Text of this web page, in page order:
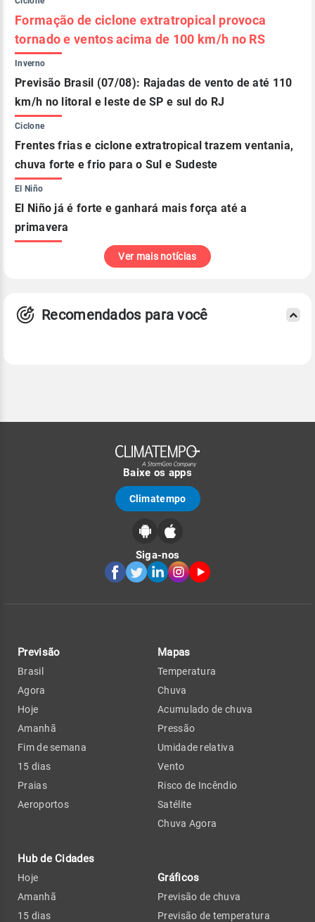
Formação de ciclone extratropical provoca
tornado e ventos acima de 100 km/h no RS
Inverno
Previsão Brasil (07/08): Rajadas de vento de até 110
km/h no litoral e leste de SP e sul do RJ
Ciclone
Frentes frias e ciclone extratropical trazem ventania,
chuva forte e frio para o Sul e Sudeste
El Niño
El Niño já é forte e ganhará mais força até a
primavera
Ver mais notícias
Recomendados para você
Baixe os apps
Climatempo
Siga-nos
Previsão
Brasil
Agora
Hoje
Amanhã
Fim de semana
15 dias
Praias
Aeroportos
Hub de Cidades
Hoje
Amanhã
15 dias
Mapas
Temperatura
Chuva
Acumulado de chuva
Pressão
Umidade relativa
Vento
Risco de Incêndio
Satélite
Chuva Agora
Gráficos
Previsão de chuva
Previsão de temperatura